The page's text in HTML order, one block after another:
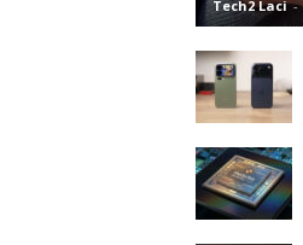
Tech2 Laci -